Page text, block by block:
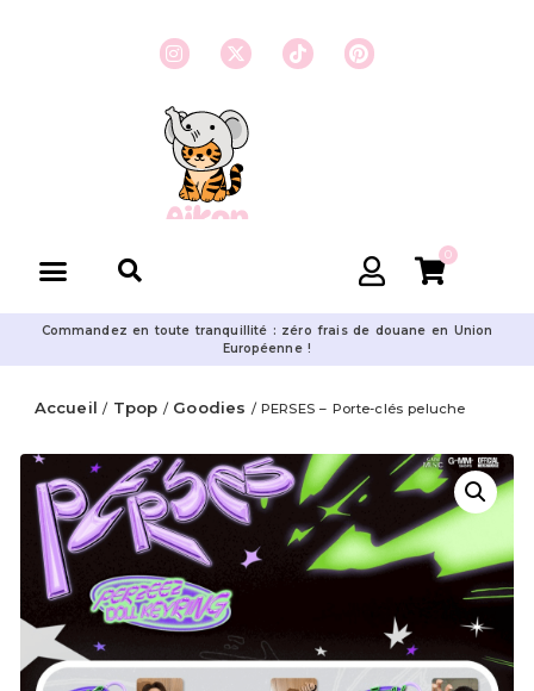
0
Commandez en toute tranquillité : zéro frais de douane en Union
Européenne !
Accueil / Tpop / Goodies / PERSES – Porte-clés peluche